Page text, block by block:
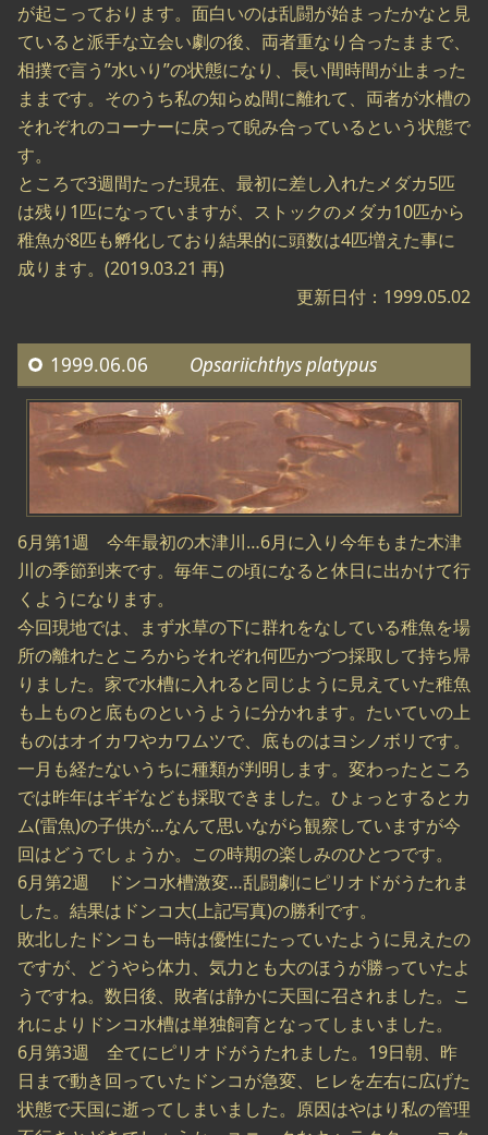
が起こっております。面白いのは乱闘が始まったかなと見
ていると派手な立会い劇の後、両者重なり合ったままで、
相撲で言う”水いり”の状態になり、長い間時間が止まった
ままです。そのうち私の知らぬ間に離れて、両者が水槽の
それぞれのコーナーに戻って睨み合っているという状態で
す。
ところで3週間たった現在、最初に差し入れたメダカ5匹
は残り1匹になっていますが、ストックのメダカ10匹から
稚魚が8匹も孵化しており結果的に頭数は4匹増えた事に
成ります。(2019.03.21 再)
更新日付：1999.05.02
1999.06.06 Opsariichthys platypus
6月第1週 今年最初の木津川…6月に入り今年もまた木津
川の季節到来です。毎年この頃になると休日に出かけて行
くようになります。
今回現地では、まず水草の下に群れをなしている稚魚を場
所の離れたところからそれぞれ何匹かづつ採取して持ち帰
りました。家で水槽に入れると同じように見えていた稚魚
も上ものと底ものというように分かれます。たいていの上
ものはオイカワやカワムツで、底ものはヨシノボリです。
一月も経たないうちに種類が判明します。変わったところ
では昨年はギギなども採取できました。ひょっとするとカ
ム(雷魚)の子供が…なんて思いながら観察していますが今
回はどうでしょうか。この時期の楽しみのひとつです。
6月第2週 ドンコ水槽激変…乱闘劇にピリオドがうたれま
した。結果はドンコ大(上記写真)の勝利です。
敗北したドンコも一時は優性にたっていたように見えたの
ですが、どうやら体力、気力とも大のほうが勝っていたよ
うですね。数日後、敗者は静かに天国に召されました。こ
れによりドンコ水槽は単独飼育となってしまいました。
6月第3週 全てにピリオドがうたれました。19日朝、昨
日まで動き回っていたドンコが急変、ヒレを左右に広げた
状態で天国に逝ってしまいました。原因はやはり私の管理